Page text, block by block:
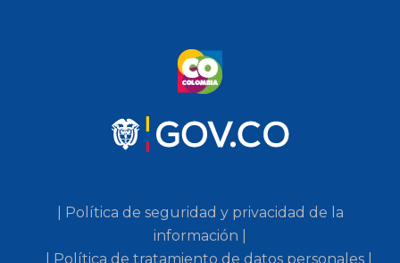
| Política de seguridad y privacidad de la
información |
| Política de tratamiento de datos personales |